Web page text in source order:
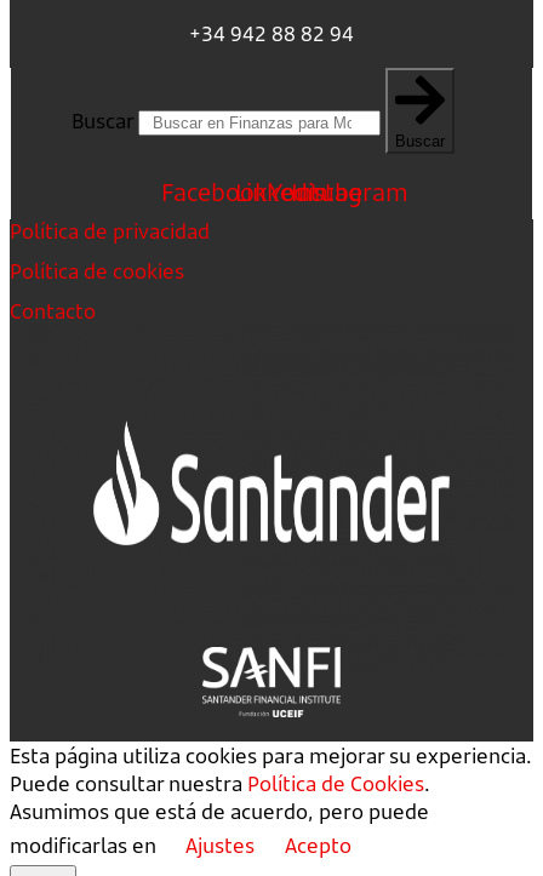
+34 942 88 82 94
Buscar
Buscar
FacebookLinkedin
Youtube
Instagram
Política de privacidad
Política de cookies
Contacto
Esta página utiliza cookies para mejorar su experiencia.
Puede consultar nuestra Política de Cookies.
Asumimos que está de acuerdo, pero puede
modificarlas en
Ajustes Acepto